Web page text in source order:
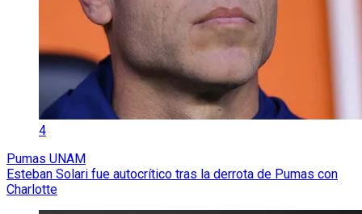
4
Pumas UNAM
Esteban Solari fue autocrítico tras la derrota de Pumas con
Charlotte